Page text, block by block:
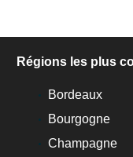
Régions les plus
Bordeaux
Bourgogne
Champagne